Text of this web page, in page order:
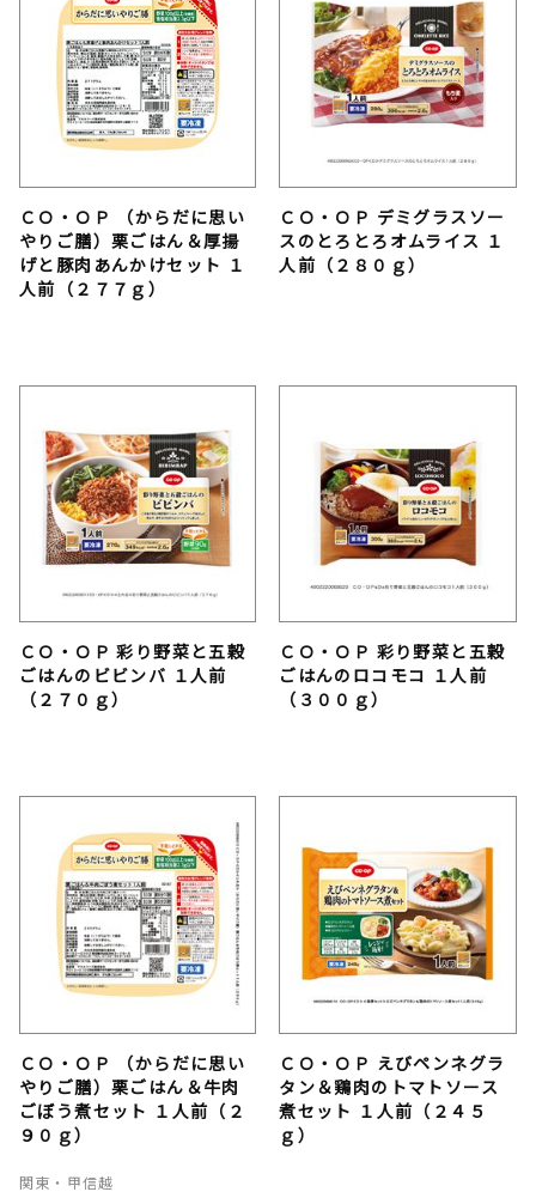
ＣＯ・ＯＰ （からだに思い
やりご膳）栗ごはん＆厚揚
げと豚肉あんかけセット １
人前（２７７ｇ）
ＣＯ・ＯＰ デミグラスソー
スのとろとろオムライス １
人前（２８０ｇ）
ＣＯ・ＯＰ 彩り野菜と五穀
ごはんのビビンバ １人前
（２７０ｇ）
ＣＯ・ＯＰ 彩り野菜と五穀
ごはんのロコモコ １人前
（３００ｇ）
ＣＯ・ＯＰ （からだに思い
やりご膳）栗ごはん＆牛肉
ごぼう煮セット １人前（２
９０ｇ）
関東・甲信越
ＣＯ・ＯＰ えびペンネグラ
タン＆鶏肉のトマトソース
煮セット １人前（２４５
ｇ）